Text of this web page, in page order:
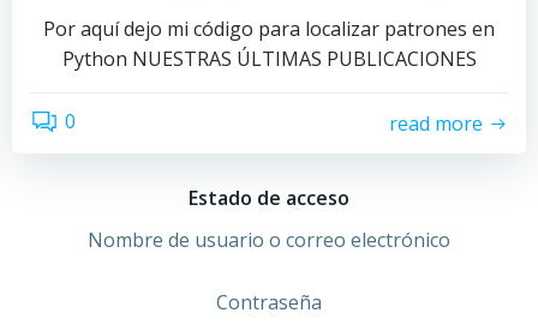
Por aquí dejo mi código para localizar patrones en
Python NUESTRAS ÚLTIMAS PUBLICACIONES
0 read more
Estado de acceso
Nombre de usuario o correo electrónico
Contraseña